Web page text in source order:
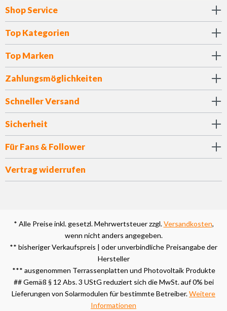
Shop Service
Top Kategorien
Top Marken
Zahlungsmöglichkeiten
Schneller Versand
Sicherheit
Für Fans & Follower
Vertrag widerrufen
* Alle Preise inkl. gesetzl. Mehrwertsteuer zzgl.Versandkosten,
wenn nicht anders angegeben.
** bisheriger Verkaufspreis | oder unverbindliche Preisangabe der
Hersteller
*** ausgenommen Terrassenplatten und Photovoltaik Produkte
## Gemäß § 12 Abs. 3 UStG reduziert sich die MwSt. auf 0% bei
Lieferungen von Solarmodulen für bestimmte Betreiber.Weitere
Informationen